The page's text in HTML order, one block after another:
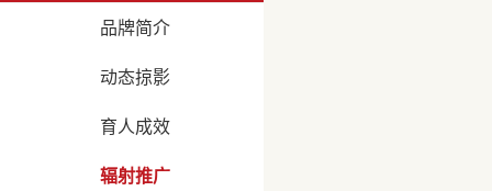
品牌简介
动态掠影
育人成效
辐射推广